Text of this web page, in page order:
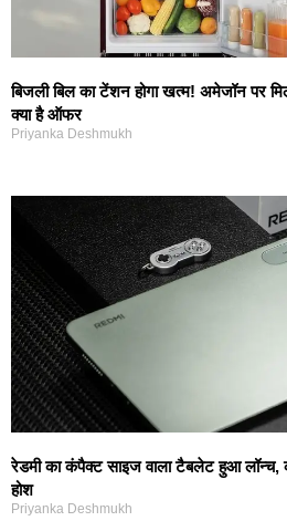
बिजली बिल का टेंशन होगा खत्म! अमेजॉन पर
क्या है ऑफर
Priyanka Deshmukh
रेडमी का कंपैक्ट साइज वाला टैबलेट हुआ
होश
Priyanka Deshmukh